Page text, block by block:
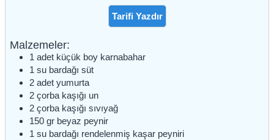
Tarifi Yazdır
Malzemeler:
1 adet küçük boy karnabahar
1 su bardağı süt
2 adet yumurta
2 çorba kaşığı un
2 çorba kaşığı sıvıyağ
150 gr beyaz peynir
1 su bardağı rendelenmiş kaşar peyniri